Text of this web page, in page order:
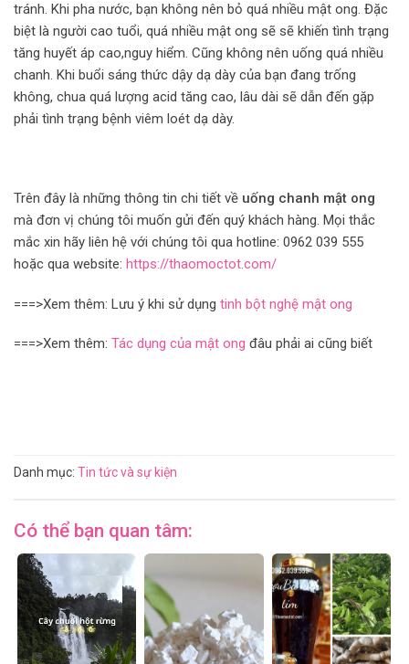
tránh. Khi pha nước, bạn không nên bỏ quá nhiều mật ong. Đặc
biệt là người cao tuổi, quá nhiều mật ong sẽ sẽ khiến tình trạng
tăng huyết áp cao,nguy hiểm. Cũng không nên uống quá nhiều
chanh. Khi buổi sáng thức dậy dạ dày của bạn đang trống
không, chua quá lượng acid tăng cao, lâu dài sẽ dẫn đến gặp
phải tình trạng bệnh viêm loét dạ dày.
Trên đây là những thông tin chi tiết về uống chanh mật ong
mà đơn vị chúng tôi muốn gửi đến quý khách hàng. Mọi thắc
mắc xin hãy liên hệ với chúng tôi qua hotline: 0962 039 555
hoặc qua website: https://thaomoctot.com/
===>Xem thêm: Lưu ý khi sử dụng tinh bột nghệ mật ong
===>Xem thêm: Tác dụng của mật ong đâu phải ai cũng biết
Danh mục: Tin tức và sự kiện
Có thể bạn quan tâm: